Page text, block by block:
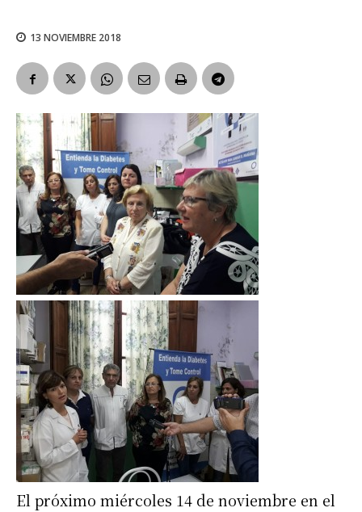
13 NOVIEMBRE 2018
El próximo miércoles 14 de noviembre en el